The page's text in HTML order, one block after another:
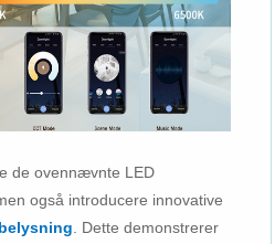
de ovennævnte LED
også introducere innovative
. Dette demonstrerer